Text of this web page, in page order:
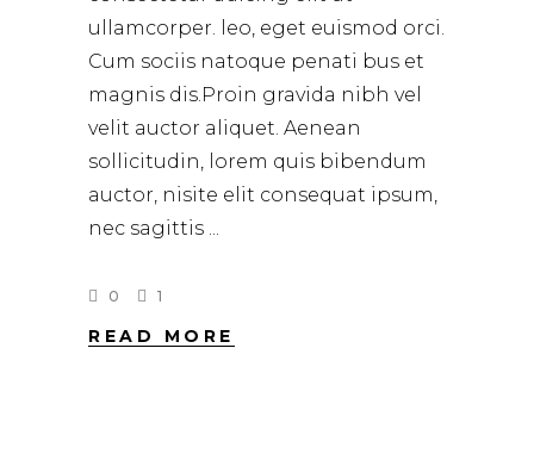
ullamcorper. leo, eget euismod orci.
Cum sociis natoque penati bus et
magnis dis.Proin gravida nibh vel
velit auctor aliquet. Aenean
sollicitudin, lorem quis bibendum
auctor, nisite elit consequat ipsum,
nec sagittis
0 1
READ MORE